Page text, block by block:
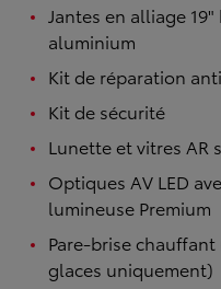
Jantes en alliage
aluminium
Kit de réparation
Kit de sécurité
Lunette et vitres AR
Optiques AV LED
lumineuse Premium
Pare-brise
glaces uniquement)